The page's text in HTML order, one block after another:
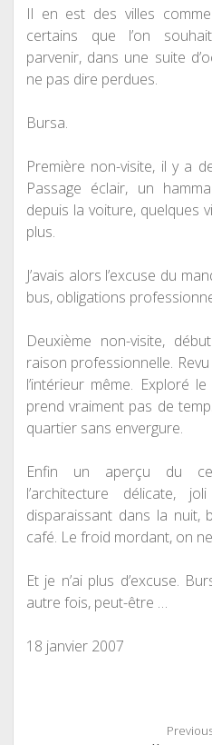
Il en est des villes
certains que l’on
parvenir, dans une suite
ne pas dire perdues.
Bursa.
Première non-visite, il y a
Passage éclair, un
depuis la voiture, quelques
plus.
J’avais alors l’excuse du
bus, obligations
Deuxième non-visite,
raison professionnelle.
l’intérieur même. Exploré le
prend vraiment pas de
quartier sans envergure.
Enfin un aperçu du
l’architecture délicate,
disparaissant dans la nuit,
café. Le froid mordant, on
Et je n’ai plus d’excuse.
autre fois, peut-être …
18 janvier 2007